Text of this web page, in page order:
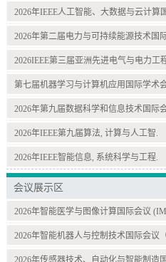
2026年IEEE人工智能、大数据与云计算
2026年第二届电力与可持续能源技术国
2026IEEE第三届亚洲先进电气与电力工
第七届机器学习与计算机应用国际学术
2026年第九届数据科学和信息技术国际
2026年IEEE第九届算法, 计算与人工智.
2026年IEEE智能信息, 系统科学与工程.
会议展示区
2026年智能医学与图像计算国际会议
2026年智能机器人与控制技术国际会议
2026年传感器技术、自动化与智能制造